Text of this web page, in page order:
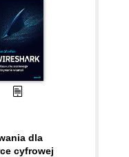
dla
cyfrowej